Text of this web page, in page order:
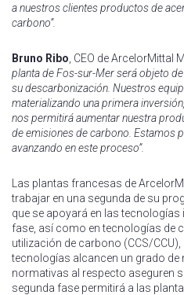
a nuestros clientes productos de
carbono”.
Bruno Ribo , CEO de ArcelorMittal
planta de Fos-sur-Mer será objeto
su descarbonización. Nuestros
materializando una primera
nos permitirá aumentar nuestra
de emisiones de carbono. Estamos
avanzando en este proceso”.
Las plantas francesas de
trabajar en una segunda de su
que se apoyará en las
fase, así como en tecnologías de
utilización de carbono (CCS/
tecnologías alcancen un grado de
normativas al respecto aseguren
segunda fase permitirá a las